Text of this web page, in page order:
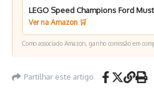
LEGO Speed Champions Ford
Ver na Amazon 🛒
Como associado Amazon, ganho comissão em
Partilhar este artigo